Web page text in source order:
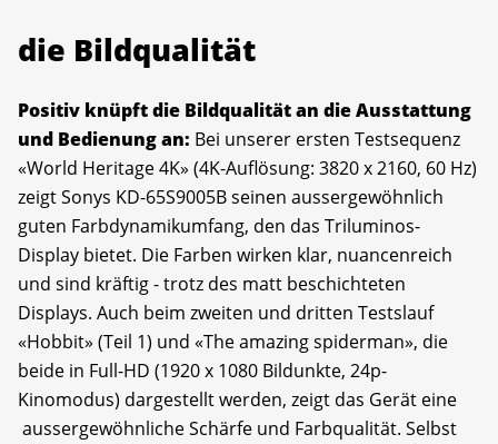
die Bildqualität
Positiv knüpft die Bildqualität an die Ausstattung
und Bedienung an: Bei unserer ersten Testsequenz
«World Heritage 4K» (4K-Auflösung: 3820 x 2160, 60 Hz)
zeigt Sonys KD-65S9005B seinen aussergewöhnlich
guten Farbdynamikumfang, den das Triluminos-
Display bietet. Die Farben wirken klar, nuancenreich
und sind kräftig - trotz des matt beschichteten
Displays. Auch beim zweiten und dritten Testslauf
«Hobbit» (Teil 1) und «The amazing spiderman», die
beide in Full-HD (1920 x 1080 Bildunkte, 24p-
Kinomodus) dargestellt werden, zeigt das Gerät eine
aussergewöhnliche Schärfe und Farbqualität. Selbst